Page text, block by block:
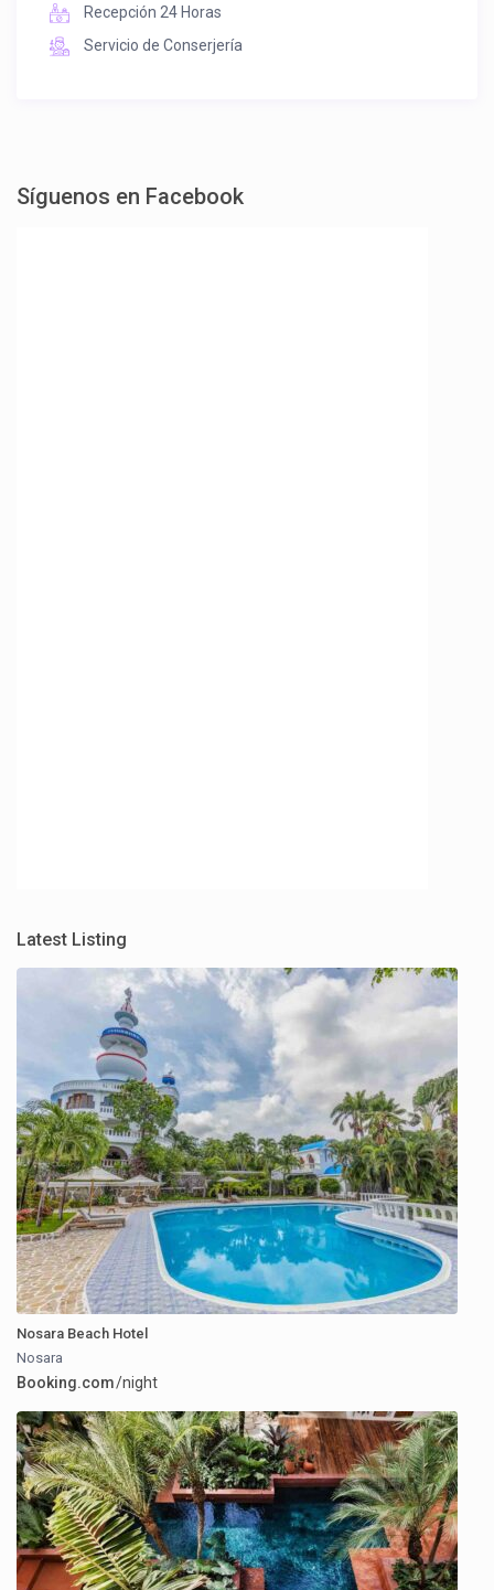
Recepción 24 Horas
Servicio de Conserjería
Síguenos en Facebook
Latest Listing
Nosara Beach Hotel
Nosara
Booking.com/night